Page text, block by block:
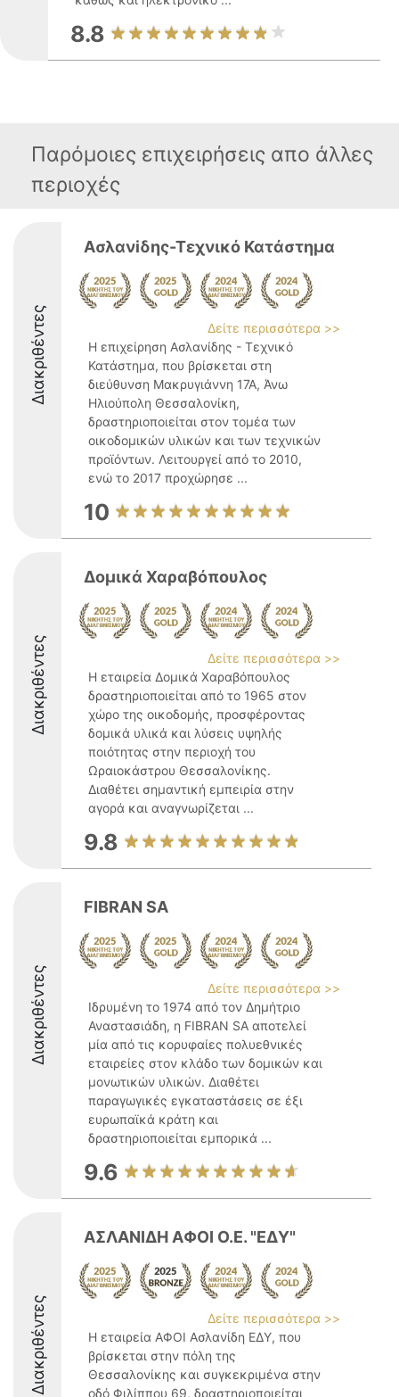
8.8
Παρόμοιες επιχειρήσεις απο άλλες
περιοχές
Διακριθέντες
Ασλανiδης-Τεχνικό Κατάστημα
Δείτε περισσότερα >>
Η επιχείρηση Ασλανίδης - Τεχνικό
Κατάστημα, που βρίσκεται στη
διεύθυνση Μακρυγιάννη 17Α, Άνω
Ηλιούπολη Θεσσαλονίκη,
δραστηριοποιείται στον τομέα των
οικοδομικών υλικών και των τεχνικών
προϊόντων. Λειτουργεί από το 2010,
ενώ το 2017 προχώρησε ...
10
Διακριθέντες
Δομικά Χαραβόπουλος
Δείτε περισσότερα >>
Η εταιρεία Δομικά Χαραβόπουλος
δραστηριοποιείται από το 1965 στον
χώρο της οικοδομής, προσφέροντας
δομικά υλικά και λύσεις υψηλής
ποιότητας στην περιοχή του
Ωραιοκάστρου Θεσσαλονίκης.
Διαθέτει σημαντική εμπειρία στην
αγορά και αναγνωρίζεται ...
9.8
Διακριθέντες
FIBRAN SA
Δείτε περισσότερα >>
Ιδρυμένη το 1974 από τον Δημήτριο
Αναστασιάδη, η FIBRAN SA αποτελεί
μία από τις κορυφαίες πολυεθνικές
εταιρείες στον κλάδο των δομικών και
μονωτικών υλικών. Διαθέτει
παραγωγικές εγκαταστάσεις σε έξι
ευρωπαϊκά κράτη και
δραστηριοποιείται εμπορικά ...
9.6
Διακριθέντες
ΑΣΛΑΝΙΔΗ ΑΦΟΙ Ο.Ε. "ΕΔΥ"
Δείτε περισσότερα >>
Η εταιρεία ΑΦΟΙ Ασλανίδη ΕΔΥ, που
βρίσκεται στην πόλη της
Θεσσαλονίκης και συγκεκριμένα στην
οδό Φιλίππου 69, δραστηριοποιείται